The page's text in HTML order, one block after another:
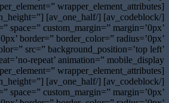
[av_codeblock wrapper_element=” wrapper_element_attributes=”]
min_height=”
space=” custom_margin=” margin=’0px’
border=” border_color=” radius=’0px’
src=” background_position=’top left’
[av_codeblock wrapper_element=” wrapper_element_attributes=”]
first min_height=”
space=” custom_margin=” margin=’0px’